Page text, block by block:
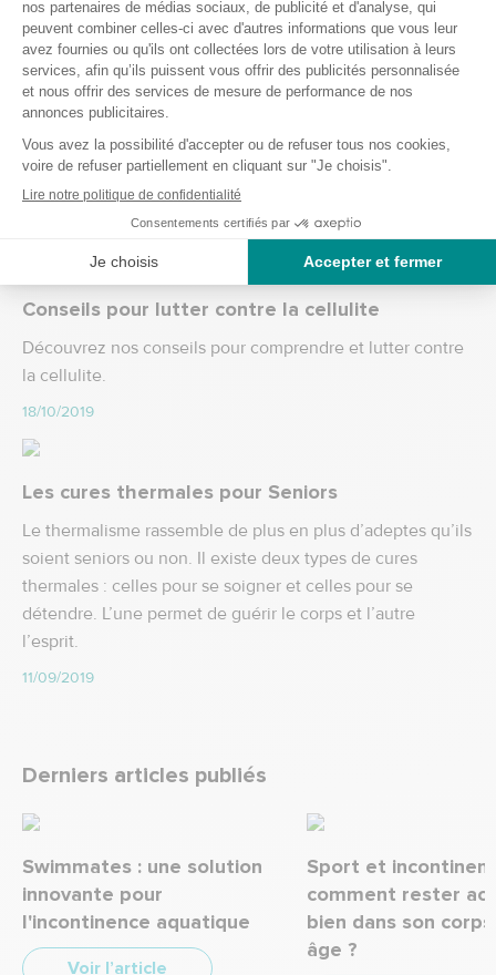
Les problèmes d’arthrose: causes et
traitements
L’arthrose est une maladie qui touche le cartilage et qui
entraine une perte de densité. Souvent confondue avec
les rhumatismes, l’arthrose provoque des douleurs
mécaniques lors d’un effort.
Conseils pour lutter contre la cellulite
Découvrez nos conseils pour comprendre et lutter contre
la cellulite.
18/10/2019
Les cures thermales pour Seniors
Le thermalisme rassemble de plus en plus d’adeptes qu’ils
soient seniors ou non. Il existe deux types de cures
thermales : celles pour se soigner et celles pour se
détendre. L’une permet de guérir le corps et l’autre
l’esprit.
11/09/2019
Derniers articles publiés
Swimmates : une solution
innovante pour
l'incontinence aquatique
Voir l’article
Sport et
comment rester
bien dans son
âge ?